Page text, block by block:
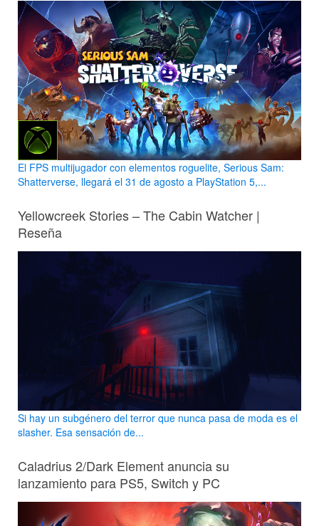
El FPS multijugador con elementos roguelite, Serious Sam:
Shatterverse, llegará el 31 de agosto a PlayStation 5,...
Yellowcreek Stories – The Cabin Watcher |
Reseña
Si hay un subgénero del terror que nunca pasa de moda es el
slasher. Esa sensación de...
Caladrius 2/Dark Element anuncia su
lanzamiento para PS5, Switch y PC